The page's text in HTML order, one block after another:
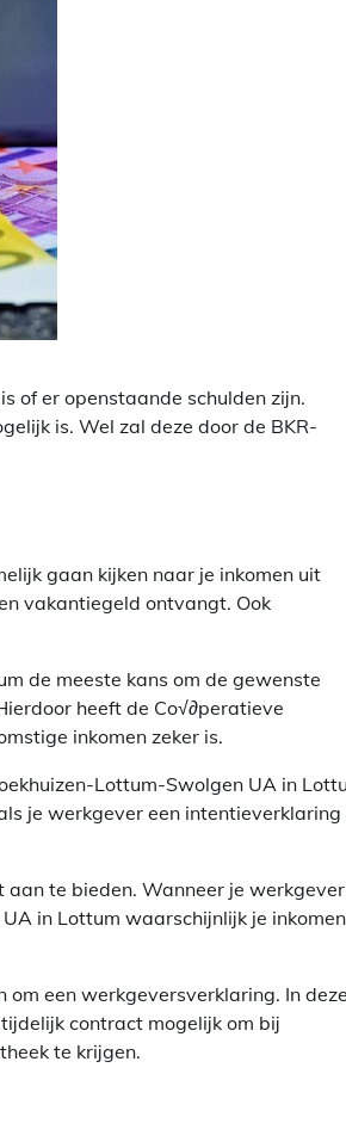
of er openstaande schulden zijn.
is. Wel zal deze door de BKR-
gaan kijken naar je inkomen uit
vakantiegeld ontvangt. Ook
de meeste kans om de gewenste
heeft de Co√∂peratieve
inkomen zeker is.
Lottum-Swolgen UA in
je werkgever een intentieverklaring
te bieden. Wanneer je werkgever
in Lottum waarschijnlijk je inkomen
een werkgeversverklaring. In
contract mogelijk om bij
te krijgen.